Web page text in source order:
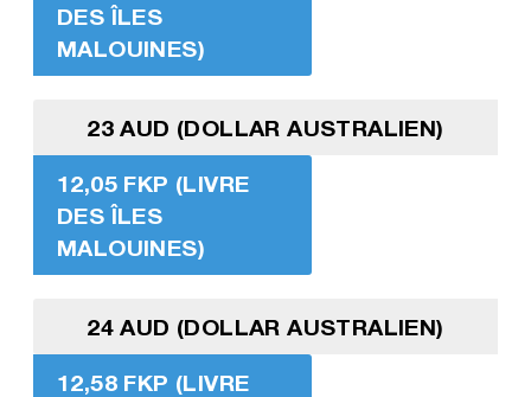
DES ÎLES
MALOUINES)
23 AUD (DOLLAR AUSTRALIEN)
12,05 FKP (LIVRE
DES ÎLES
MALOUINES)
24 AUD (DOLLAR AUSTRALIEN)
12,58 FKP (LIVRE